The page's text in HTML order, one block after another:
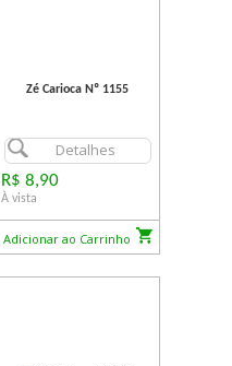
Zé Carioca Nº 1155
Detalhes
R$ 8,90
À vista
Adicionar ao Carrinho